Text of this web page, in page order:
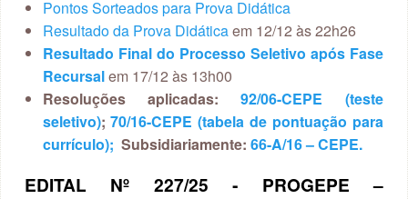
Pontos Sorteados para Prova Didática
Resultado da Prova Didáticaem 12/12 às 22h26
Resultado Final do Processo Seletivo após Fase
Recursalem 17/12 às 13h00
Resoluções aplicadas: 92/06-CEPE (teste
seletivo); 70/16-CEPE (tabela de pontuação para
currículo); Subsidiariamente: 66-A/16 – CEPE.
EDITAL Nº 227/25 ‐ PROGEPE –